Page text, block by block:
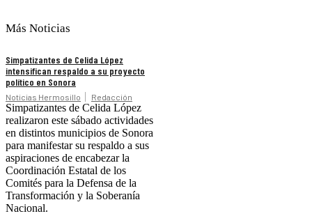
Más Noticias
Simpatizantes de Celida López
intensifican respaldo a su proyecto
político en Sonora
Noticias Hermosillo Redacción
Simpatizantes de Celida López
realizaron este sábado actividades
en distintos municipios de Sonora
para manifestar su respaldo a sus
aspiraciones de encabezar la
Coordinación Estatal de los
Comités para la Defensa de la
Transformación y la Soberanía
Nacional.